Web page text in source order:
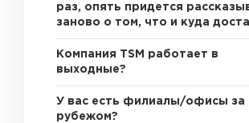
раз, опять придется
заново о том, что и куда
Компания TSM работает в
выходные?
У вас есть филиалы/офисы за
рубежом?